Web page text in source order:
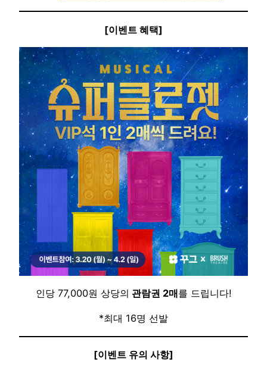
[이벤트 혜택]
인당 77,000원 상당의 관람권 2매를 드립니다!
*최대 16명 선발
[이벤트 유의 사항]